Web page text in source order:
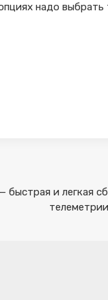
надо выбрать
быстрая и легкая